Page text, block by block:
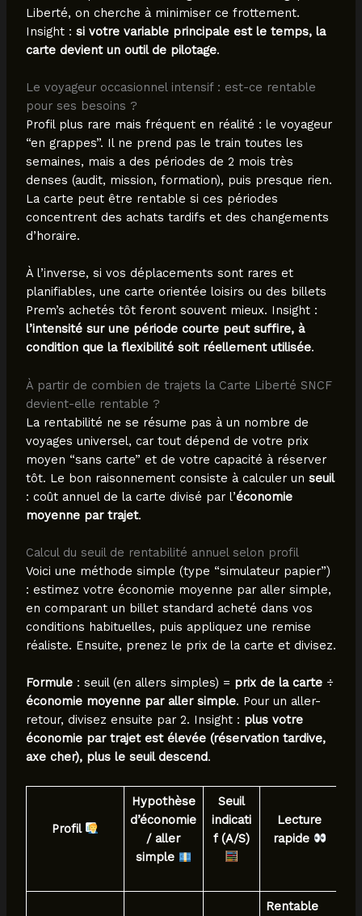
Liberté, on cherche à minimiser ce frottement.
Insight : si votre variable principale est le temps, la
carte devient un outil de pilotage.
Le voyageur occasionnel intensif : est-ce rentable
pour ses besoins ?
Profil plus rare mais fréquent en réalité : le voyageur
“en grappes”. Il ne prend pas le train toutes les
semaines, mais a des périodes de 2 mois très
denses (audit, mission, formation), puis presque rien.
La carte peut être rentable si ces périodes
concentrent des achats tardifs et des changements
d’horaire.
À l’inverse, si vos déplacements sont rares et
planifiables, une carte orientée loisirs ou des billets
Prem’s achetés tôt feront souvent mieux. Insight :
l’intensité sur une période courte peut suffire, à
condition que la flexibilité soit réellement utilisée.
À partir de combien de trajets la Carte Liberté SNCF
devient-elle rentable ?
La rentabilité ne se résume pas à un nombre de
voyages universel, car tout dépend de votre prix
moyen “sans carte” et de votre capacité à réserver
tôt. Le bon raisonnement consiste à calculer un seuil
: coût annuel de la carte divisé par l’économie
moyenne par trajet.
Calcul du seuil de rentabilité annuel selon profil
Voici une méthode simple (type “simulateur papier”)
: estimez votre économie moyenne par aller simple,
en comparant un billet standard acheté dans vos
conditions habituelles, puis appliquez une remise
réaliste. Ensuite, prenez le prix de la carte et divisez.
Formule: seuil (en allers simples) = prix de la carte÷
économie moyenne par aller simple. Pour un aller-
retour, divisez ensuite par 2. Insight : plus votre
économie par trajet est élevée (réservation tardive,
axe cher), plus le seuil descend.
Profil
Hypothèse
d’économie
/ aller
simple
Seuil
indicati
f (A/S)
Lecture
rapide
Rentable